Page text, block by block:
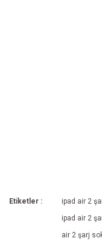
Etiketler : ipad air 2
ipad air 2
air 2 şarj